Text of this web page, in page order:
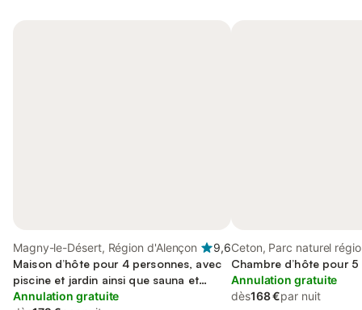
Magny-le-Désert, Région d'Alençon
9,6
Maison d’hôte pour 4 personnes, avec
piscine et jardin ainsi que sauna et
jacuzzi
Annulation gratuite
Ceton, Parc naturel
Perche
Chambre d’hôte pour
Annulation gratuite
dès168 €par nuit